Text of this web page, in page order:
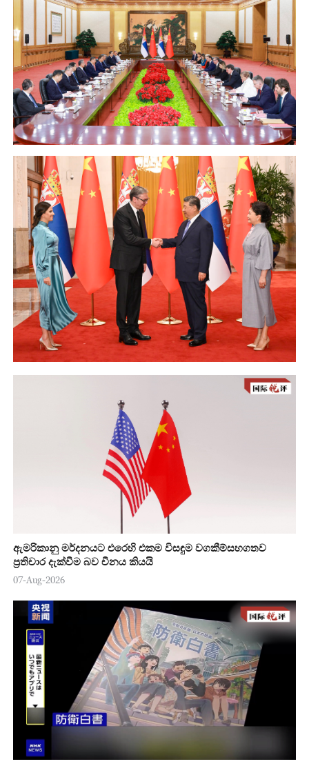
ඇමරිකානු මර්දනයට එරෙහි එකම විසඳුම වගකීම්සහගතව
ප්‍රතිචාර දැක්වීම බව චීනය කියයි
07-Aug-2026